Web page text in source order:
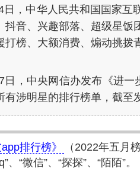
日，中华人民共和国国家互
抖音、兴趣部落、超级星饭
打榜、大额消费、煽动挑拨
日，中央网信办发布《进一
有涉明星的排行榜单，截至
排行榜》 （2022年五月
“微信”、“探探”、“陌陌”。